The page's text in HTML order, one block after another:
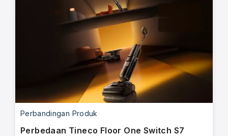
Perbandingan Produk
Perbedaan Tineco Floor One Switch S7